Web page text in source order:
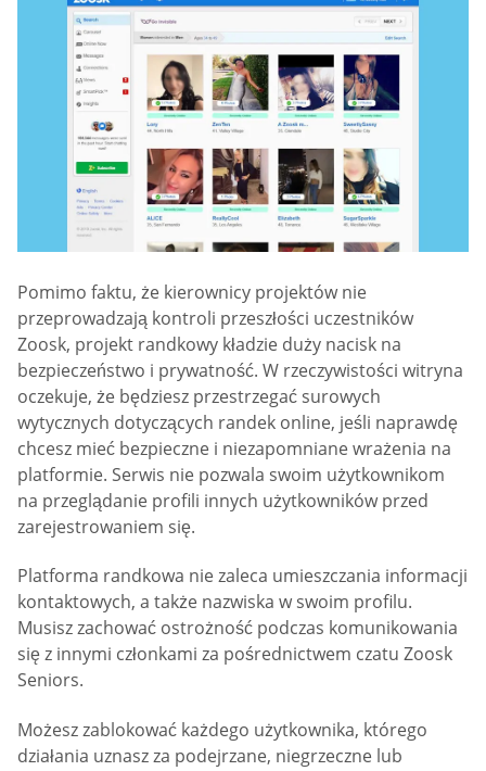
Pomimo faktu, że kierownicy projektów nie
przeprowadzają kontroli przeszłości uczestników
Zoosk, projekt randkowy kładzie duży nacisk na
bezpieczeństwo i prywatność. W rzeczywistości witryna
oczekuje, że będziesz przestrzegać surowych
wytycznych dotyczących randek online, jeśli naprawdę
chcesz mieć bezpieczne i niezapomniane wrażenia na
platformie. Serwis nie pozwala swoim użytkownikom
na przeglądanie profili innych użytkowników przed
zarejestrowaniem się.
Platforma randkowa nie zaleca umieszczania informacji
kontaktowych, a także nazwiska w swoim profilu.
Musisz zachować ostrożność podczas komunikowania
się z innymi członkami za pośrednictwem czatu Zoosk
Seniors.
Możesz zablokować każdego użytkownika, którego
działania uznasz za podejrzane, niegrzeczne lub